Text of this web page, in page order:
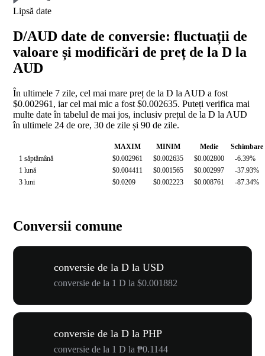
Lipsă date
D/AUD date de conversie: fluctuații de
valoare și modificări de preț de la D la
AUD
În ultimele 7 zile, cel mai mare preț de la D la AUD a fost
$0.002961, iar cel mai mic a fost $0.002635. Puteți verifica mai
multe date în tabelul de mai jos, inclusiv prețul de la D la AUD
în ultimele 24 de ore, 30 de zile și 90 de zile.
MAXIM MINIM Medie
Schimbare
1 săptămână
$0.002961 $0.002635 $0.002800
-6.39%
1 lună
$0.004411 $0.001565 $0.002997
-37.93%
3 luni
$0.0209 $0.002223 $0.008761 -87.34%
Conversii comune
conversie de la D la USD
conversie de la 1 D la $0.001882
conversie de la D la PHP
conversie de la 1 D la ₱0.1144